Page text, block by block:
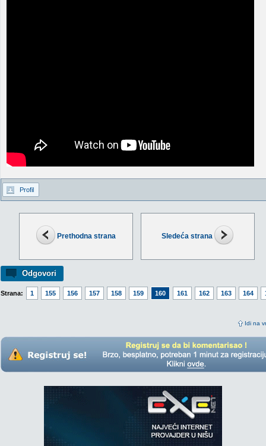
Prethodna strana Sledeća strana
Odgovori
Strana: 1 155 156 157 158 159 160 161 162 163 164
Idi na
Profil